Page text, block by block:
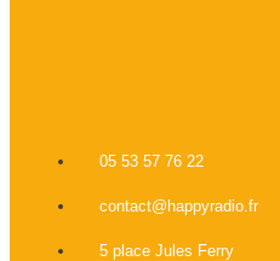
05 53 57 76 22
contact@happyradio.fr
5 place Jules Ferry